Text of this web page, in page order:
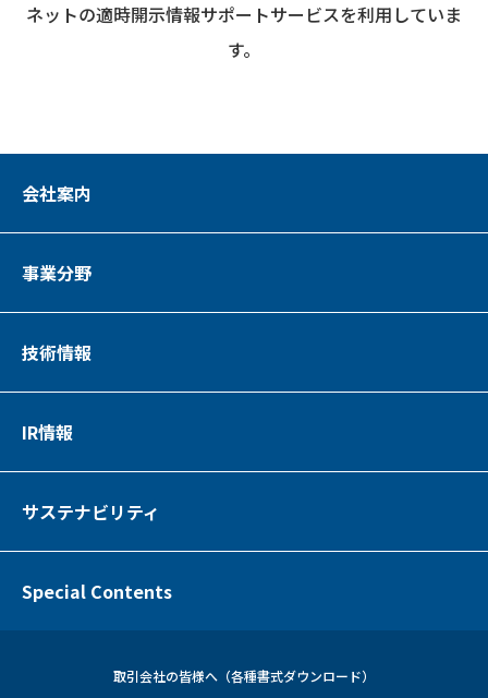
ネットの適時開示情報サポートサービスを利用していま
す。
会社案内
事業分野
技術情報
IR情報
サステナビリティ
Special Contents
取引会社の皆様へ（各種書式ダウンロード）